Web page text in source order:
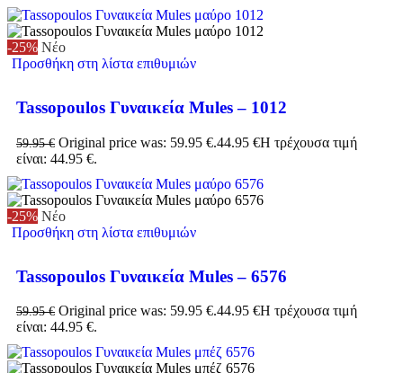
-25% Νέο
Προσθήκη στη λίστα επιθυμιών
Tassopoulos Γυναικεία Mules – 1012
59.95€ Original price was: 59.95 €.44.95 €Η τρέχουσα τιμή
είναι: 44.95 €.
-25% Νέο
Προσθήκη στη λίστα επιθυμιών
Tassopoulos Γυναικεία Mules – 6576
59.95€ Original price was: 59.95 €.44.95 €Η τρέχουσα τιμή
είναι: 44.95 €.